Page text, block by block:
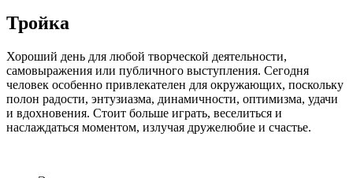
Тройка
Хороший день для любой творческой деятельности,
самовыражения или публичного выступления. Сегодня
человек особенно привлекателен для окружающих, поскольку
полон радости, энтузиазма, динамичности, оптимизма, удачи
и вдохновения. Стоит больше играть, веселиться и
наслаждаться моментом, излучая дружелюбие и счастье.